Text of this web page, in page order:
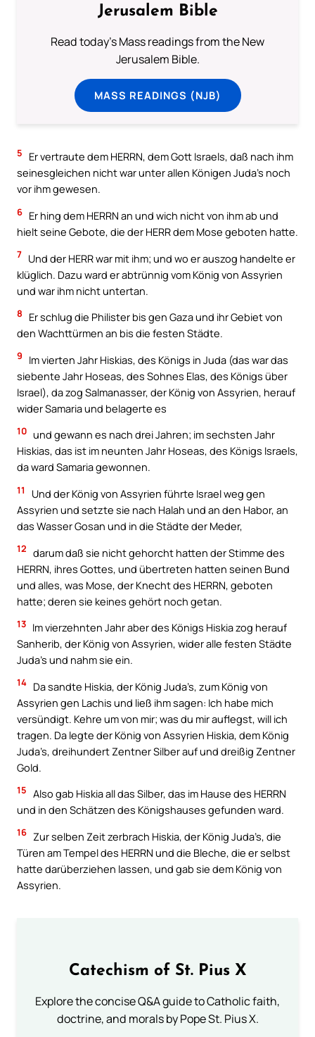
Jerusalem Bible
Read today's Mass readings from the New
Jerusalem Bible.
MASS READINGS (NJB)
5
Er vertraute dem HERRN, dem Gott Israels, daß nach ihm
seinesgleichen nicht war unter allen Königen Juda’s noch
vor ihm gewesen.
6 Er hing dem HERRN an und wich nicht von ihm ab und
hielt seine Gebote, die der HERR dem Mose geboten hatte.
7 Und der HERR war mit ihm; und wo er auszog handelte er
klüglich. Dazu ward er abtrünnig vom König von Assyrien
und war ihm nicht untertan.
8
Er schlug die Philister bis gen Gaza und ihr Gebiet von
den Wachttürmen an bis die festen Städte.
9
Im vierten Jahr Hiskias, des Königs in Juda (das war das
siebente Jahr Hoseas, des Sohnes Elas, des Königs über
Israel), da zog Salmanasser, der König von Assyrien, herauf
wider Samaria und belagerte es
10 und gewann es nach drei Jahren; im sechsten Jahr
Hiskias, das ist im neunten Jahr Hoseas, des Königs Israels,
da ward Samaria gewonnen.
11
Und der König von Assyrien führte Israel weg gen
Assyrien und setzte sie nach Halah und an den Habor, an
das Wasser Gosan und in die Städte der Meder,
12 darum daß sie nicht gehorcht hatten der Stimme des
HERRN, ihres Gottes, und übertreten hatten seinen Bund
und alles, was Mose, der Knecht des HERRN, geboten
hatte; deren sie keines gehört noch getan.
13 Im vierzehnten Jahr aber des Königs Hiskia zog herauf
Sanherib, der König von Assyrien, wider alle festen Städte
Juda’s und nahm sie ein.
14 Da sandte Hiskia, der König Juda’s, zum König von
Assyrien gen Lachis und ließ ihm sagen: Ich habe mich
versündigt. Kehre um von mir; was du mir auflegst, will ich
tragen. Da legte der König von Assyrien Hiskia, dem König
Juda’s, dreihundert Zentner Silber auf und dreißig Zentner
Gold.
15 Also gab Hiskia all das Silber, das im Hause des HERRN
und in den Schätzen des Königshauses gefunden ward.
16 Zur selben Zeit zerbrach Hiskia, der König Juda’s, die
Türen am Tempel des HERRN und die Bleche, die er selbst
hatte darüberziehen lassen, und gab sie dem König von
Assyrien.
Catechism of St. Pius X
Explore the concise Q&A guide to Catholic faith,
doctrine, and morals by Pope St. Pius X.